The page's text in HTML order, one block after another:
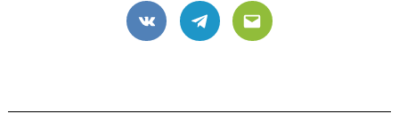
VK Telegram
Email